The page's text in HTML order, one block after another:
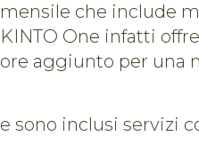
che include
One infatti
aggiunto per una
sono inclusi servizi